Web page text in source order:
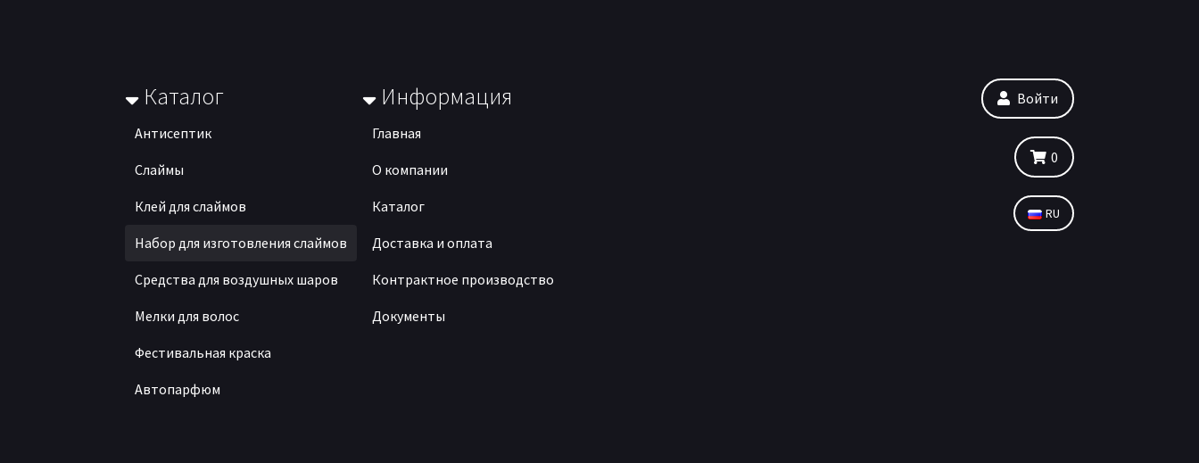
Каталог
Антисептик
Слаймы
Клей для слаймов
Набор для изготовления слаймов
Средства для воздушных шаров
Мелки для волос
Фестивальная краска
Автопарфюм
Информация
Главная
О компании
Каталог
Доставка и оплата
Контрактное производство
Документы
Войти
0
RU